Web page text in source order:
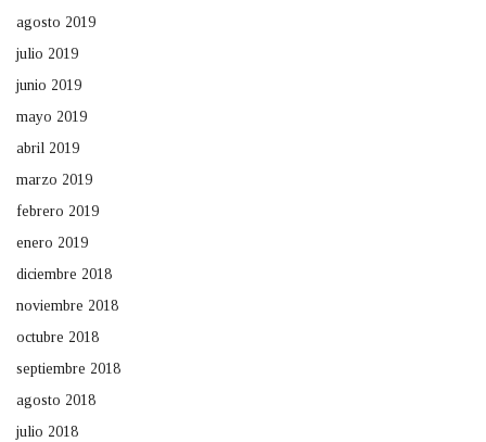
agosto 2019
julio 2019
junio 2019
mayo 2019
abril 2019
marzo 2019
febrero 2019
enero 2019
diciembre 2018
noviembre 2018
octubre 2018
septiembre 2018
agosto 2018
julio 2018